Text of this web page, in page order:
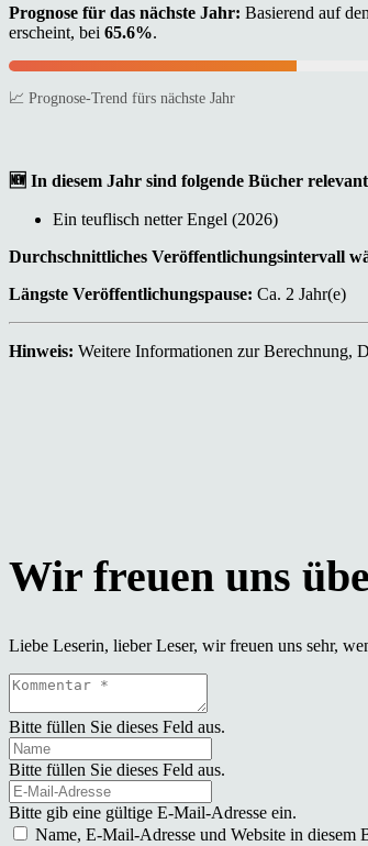
Prognose für das nächste Jahr: Basierend auf
erscheint, bei 65.6%.
📈 Prognose-Trend fürs nächste Jahr
🆕 In diesem Jahr sind folgende Bücher
Ein teuflisch netter Engel (2026)
Durchschnittliches Veröffentlichungsintervall
Längste Veröffentlichungspause: Ca. 2 Jahr(e)
Hinweis: Weitere Informationen zur Berechnung,
Liebe Leserin, lieber Leser, wir freuen uns sehr,
Bitte füllen Sie dieses Feld aus.
Bitte füllen Sie dieses Feld aus.
Bitte gib eine gültige E-Mail-Adresse ein.
Name, E-Mail-Adresse und Website in diesem